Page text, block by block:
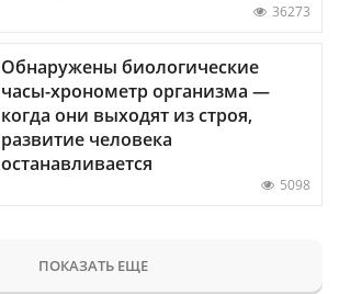
36273
Обнаружены биологические
часы-хронометр организма —
когда они выходят из строя,
развитие человека
останавливается
5098
ПОКАЗАТЬ ЕЩЕ